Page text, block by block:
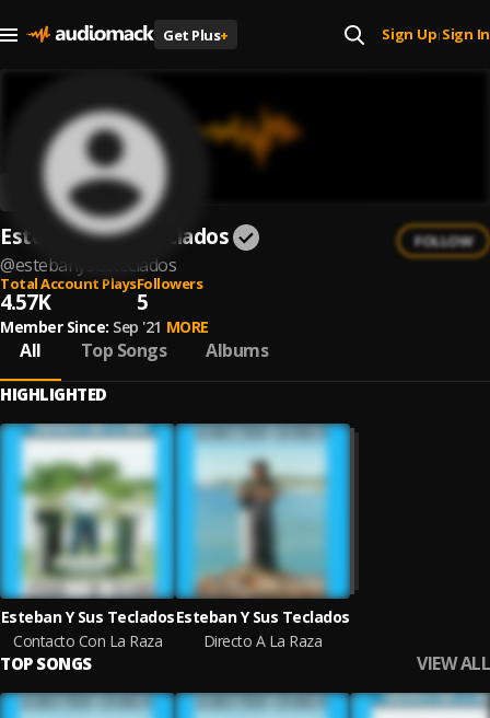
Get Plus+ Sign Up| Sign In
Esteban Y Sus Teclados
@estebanysusteclados
FOLLOW
Total Account Plays
4.57K
Followers
5
Member Since: Sep '21 MORE
All Top Songs Albums
HIGHLIGHTED
Esteban Y Sus Teclados
Contacto Con La Raza
Esteban Y Sus Teclados
Directo A La Raza
TOP SONGS VIEW ALL